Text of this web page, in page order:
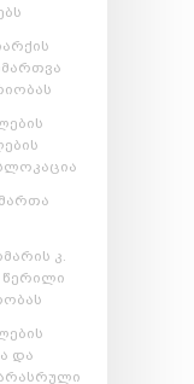
კ.
წერილი
და